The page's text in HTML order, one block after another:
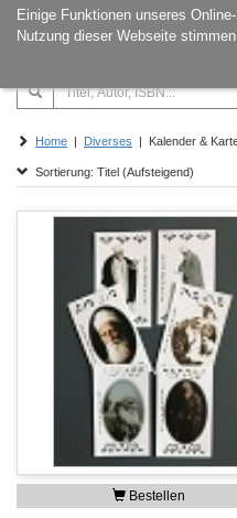
Einige Funktionen unseres
Nutzung dieser Webseite
Home | Diverses | Kalender &
Sortierung: Titel (Aufsteigend)
Bestellen